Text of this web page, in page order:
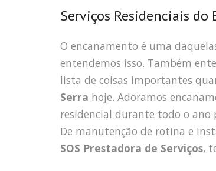
Serviços Residenciais do
O encanamento é uma
entendemos isso. Também
lista de coisas importantes
Serra hoje. Adoramos
residencial durante todo o ano
De manutenção de rotina e
SOS Prestadora de Serviços,